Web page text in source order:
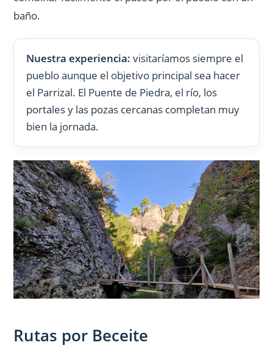
baño.
Nuestra experiencia: visitaríamos siempre el
pueblo aunque el objetivo principal sea hacer
el Parrizal. El Puente de Piedra, el río, los
portales y las pozas cercanas completan muy
bien la jornada.
Rutas por Beceite